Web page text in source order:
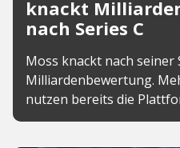
knackt
nach Series C
Moss knackt nach seiner
Milliardenbewertung.
nutzen bereits die